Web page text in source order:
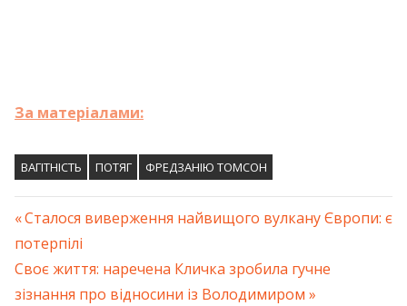
За матеріалами:
ВАГІТНІСТЬ ПОТЯГ ФРЕДЗАНІЮ ТОМСОН
Навігація
записів
Previous
Post:
Сталося виверження найвищого вулкану Європи: є
потерпілі
Next
Post:
Своє життя: наречена Кличка зробила гучне
зізнання про відносини із Володимиром